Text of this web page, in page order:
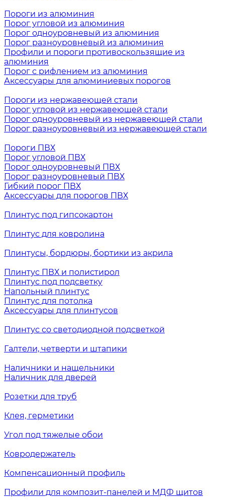
Пороги из алюминия
Порог угловой из алюминия
Порог одноуровневый из алюминия
Порог разноуровневый из алюминия
Профили и пороги противоскользящие из
алюминия
Порог с рифлением из алюминия
Аксессуары для алюминиевых порогов
Пороги из нержавеющей стали
Порог угловой из нержавеющей стали
Порог одноуровневый из нержавеющей стали
Порог разноуровневый из нержавеющей стали
Пороги ПВХ
Порог угловой ПВХ
Порог одноуровневый ПВХ
Порог разноуровневый ПВХ
Гибкий порог ПВХ
Аксессуары для порогов ПВХ
Плинтус под гипсокартон
Плинтус для ковролина
Плинтусы, бордюры, бортики из акрила
Плинтус ПВХ и полистирол
Плинтус под подсветку
Напольный плинтус
Плинтус для потолка
Аксессуары для плинтусов
Плинтус со светодиодной подсветкой
Галтели, четверти и штапики
Наличники и нащельники
Наличник для дверей
Розетки для труб
Клея, герметики
Угол под тяжелые обои
Ковродержатель
Компенсационный профиль
Профили для композит-панелей и МДФ щитов